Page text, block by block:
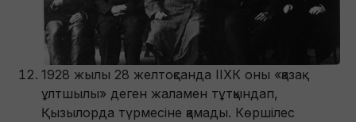
1928 жылы 28 желтоқсанда ІІХК оны «қазақ
ұлтшылы» деген жаламен тұтқындап,
Қызылорда түрмесіне қамады. Көршілес